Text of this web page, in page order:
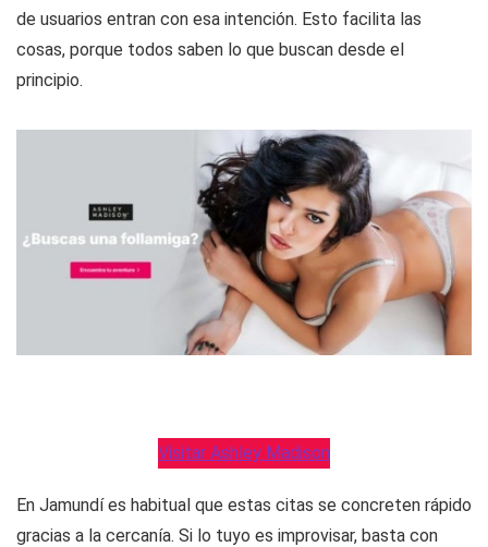
de usuarios entran con esa intención. Esto facilita las
cosas, porque todos saben lo que buscan desde el
principio.
Visitar Ashley Madison
En Jamundí es habitual que estas citas se concreten rápido
gracias a la cercanía. Si lo tuyo es improvisar, basta con